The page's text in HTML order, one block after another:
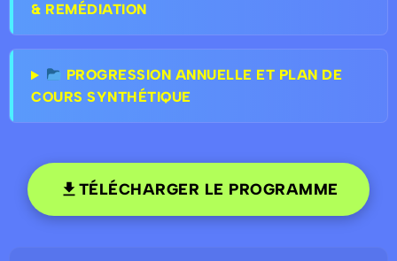
& REMÉDIATION
PROGRESSION ANNUELLE ET PLAN DE
COURS SYNTHÉTIQUE
TÉLÉCHARGER LE PROGRAMME